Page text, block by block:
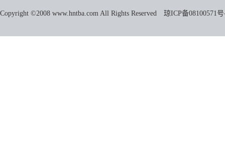
Copyright ©2008 www.hntba.com All Rights Reserved 琼ICP备08100571